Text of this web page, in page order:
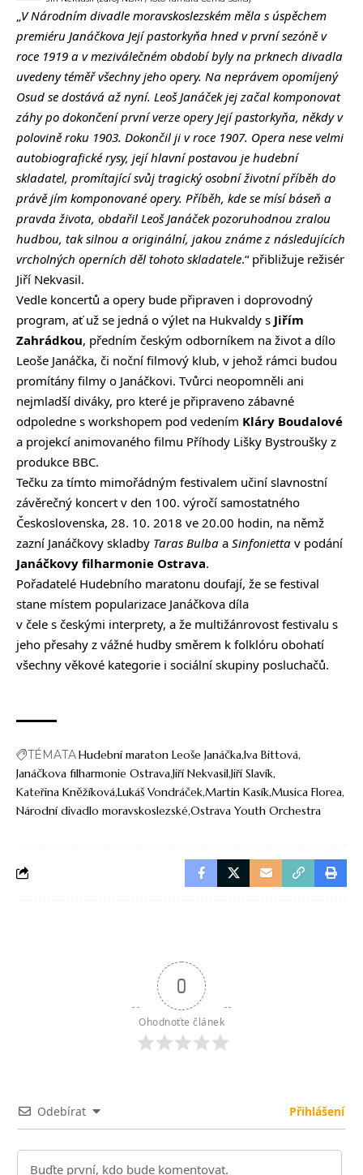
V Národním divadle moravskoslezském měla s úspěchem
premiéru Janáčkova Její pastorkyňa hned v první sezóně v
roce 1919 a v meziválečném období byly na prknech divadla
uvedeny téměř všechny jeho opery. Na neprávem opomíjený
Osud se dostává až nyní. Leoš Janáček jej začal komponovat
záhy po dokončení první verze opery Její pastorkyňa, někdy v
polovině roku 1903. Dokončil ji v roce 1907. Opera nese velmi
autobiografické rysy, její hlavní postavou je hudební
skladatel, promítající svůj tragický osobní životní příběh do
právě jím komponované opery. Příběh, kde se mísí báseň a
pravda života, obdařil Leoš Janáček pozoruhodnou zralou
hudbou, tak silnou a originální, jakou známe z následujících
vrcholných operních děl tohoto skladatele.“ přibližuje režisér
Jiří Nekvasil.
Vedle koncertů a opery bude připraven i doprovodný
program, ať už se jedná o výlet na Hukvaldy s Jiřím
Zahrádkou, předním českým odborníkem na život a dílo
Leoše Janáčka, či noční filmový klub, v jehož rámci budou
promítány filmy o Janáčkovi. Tvůrci neopomněli ani
nejmladší diváky, pro které je připraveno zábavné
odpoledne s workshopem pod vedením Kláry Boudalové
a projekcí animovaného filmu Příhody Lišky Bystroušky z
produkce BBC.
Tečku za tímto mimořádným festivalem učiní slavnostní
závěrečný koncert v den 100. výročí samostatného
Československa, 28. 10. 2018 ve 20.00 hodin, na němž
zazní Janáčkovy skladby Taras Bulba a Sinfonietta v podání
Janáčkovy filharmonie Ostrava.
Pořadatelé Hudebního maratonu doufají, že se festival
stane místem popularizace Janáčkova díla
v čele s českými interprety, a že multižánrovost festivalu s
jeho přesahy z vážné hudby směrem k folklóru obohatí
všechny věkové kategorie i sociální skupiny posluchačů.
TÉMATAHudební maraton Leoše JanáčkaIva Bittová
Janáčkova filharmonie OstravaJiří NekvasilJiří Slavík
Kateřina KněžíkováLukáš VondráčekMartin KasíkMusica Florea
Národní divadlo moravskoslezskéOstrava Youth Orchestra
0
Ohodnoťte článek
Odebírat Přihlášení